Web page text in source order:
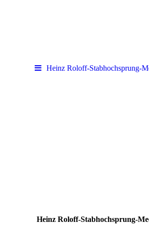
Heinz Roloff-Stabhochsprung-
Heinz Roloff-Stabhochsprung-